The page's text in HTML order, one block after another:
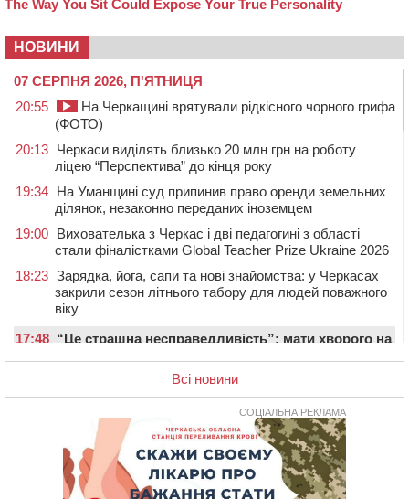
НОВИНИ
07 СЕРПНЯ 2026, П'ЯТНИЦЯ
20:55
На Черкащині врятували рідкісного чорного грифа
(ФОТО)
20:13 Черкаси виділять близько 20 млн грн на роботу
ліцею “Перспектива” до кінця року
19:34 На Уманщині суд припинив право оренди земельних
ділянок, незаконно переданих іноземцем
19:00 Вихователька з Черкас і дві педагогині з області
стали фіналістками Global Teacher Prize Ukraine 2026
18:23 Зарядка, йога, сапи та нові знайомства: у Черкасах
закрили сезон літнього табору для людей поважного
віку
17:48 “Це страшна несправедливість”: мати хворого на
ОВА виділити кошти на дороговартісні ліки
17:15 На Уманщині судитимуть колишню очільницю відділу
освіти через закупівлю електрики за завищеною
У Черкасах провели в останню путь двох
загиблих воїнів
Всі новини
СОЦІАЛЬНА РЕКЛАМА